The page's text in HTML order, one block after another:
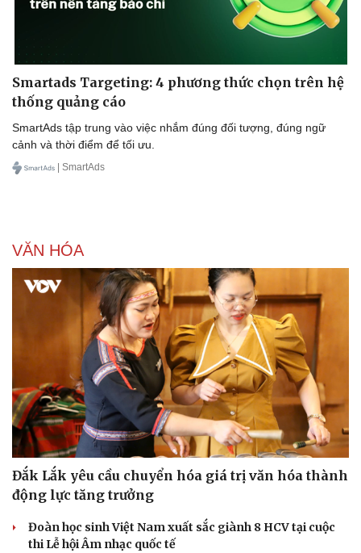
Pháp luật
Vụ án
Tin nóng
Tư vấn luật
Vũ khí
Phân tích
Smartads Targeting: 4 phương thức chọn trên hệ
thống quảng cáo
SmartAds tập trung vào việc nhắm đúng đối tượng, đúng ngữ
cảnh và thời điểm để tối ưu.
| SmartAds
VĂN HÓA
Đắk Lắk yêu cầu chuyển hóa giá trị văn hóa thành
động lực tăng trưởng
Đoàn học sinh Việt Nam xuất sắc giành 8 HCV tại cuộc
thi Lễ hội Âm nhạc quốc tế